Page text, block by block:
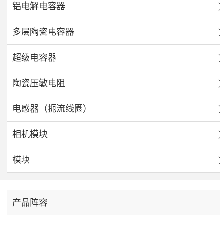
铝电解电容器
多层陶瓷电容器
超级电容器
陶瓷压敏电阻
电感器（扼流线圈）
相机模块
模块
产品阵容